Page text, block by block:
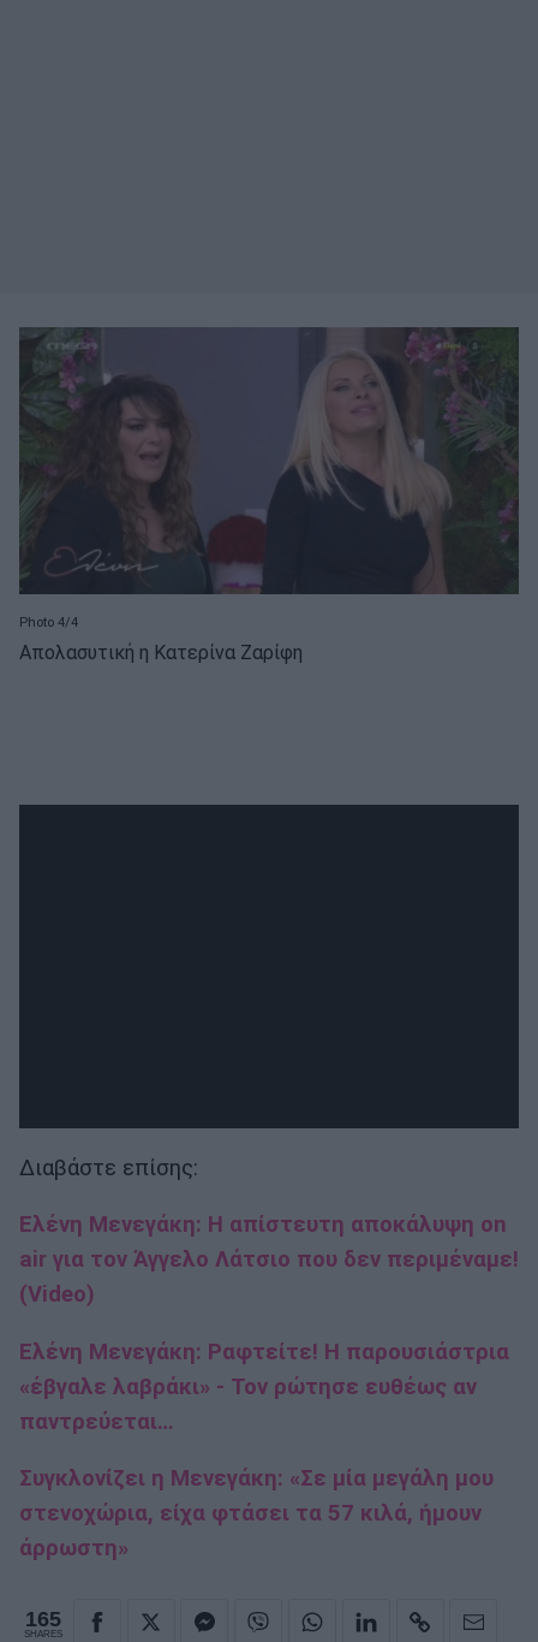
Photo 4/4
Απολασυτική η Κατερίνα Ζαρίφη
Διαβάστε επίσης:
Ελένη Μενεγάκη: Η απίστευτη αποκάλυψη on
air για τον Άγγελο Λάτσιο που δεν περιμέναμε!
(Video)
Ελένη Μενεγάκη: Ραφτείτε! Η παρουσιάστρια
«έβγαλε λαβράκι» - Τον ρώτησε ευθέως αν
παντρεύεται…
Συγκλονίζει η Μενεγάκη: «Σε μία μεγάλη μου
στενοχώρια, είχα φτάσει τα 57 κιλά, ήμουν
άρρωστη»
165
SHARES